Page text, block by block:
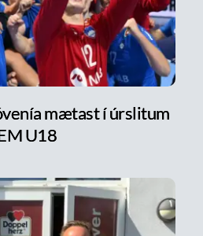
mætast í úrslitum
U18